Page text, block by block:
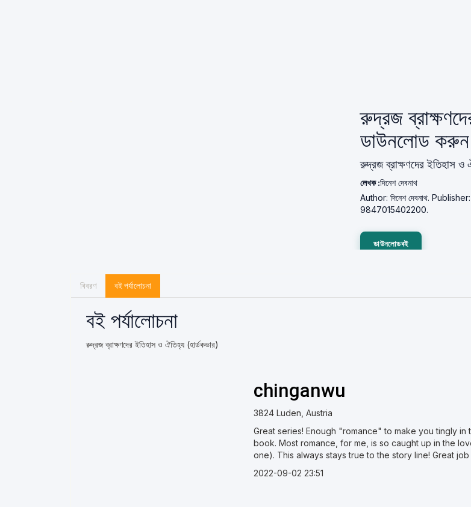
রুদ্রজ
ডাউনলোড করুন
রুদ্রজ ব্রাক্ষণদের ইতিহাস ও
লেখক :দিনেশ দেবনাথ
Author: দিনেশ দেবনাথ.
9847015402200.
ডাউনলোডবই
বিবরণ বই পর্যালোচনা
বই পর্যালোচনা
রুদ্রজ ব্রাক্ষণদের ইতিহাস ও ঐতিহ্য (হার্ডকভার)
chinganwu
3824 Luden, Austria
Great series! Enough "romance" to make you tingly
book. Most romance, for me, is so caught up in the
one). This always stays true to the story line! Great job
2022-09-02 23:51